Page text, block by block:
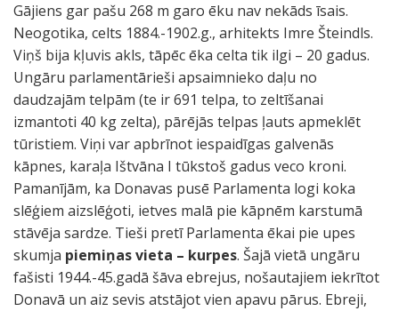
Gājiens gar pašu 268 m garo ēku nav nekāds īsais.
Neogotika, celts 1884.-1902.g., arhitekts Imre Šteindls.
Viņš bija kļuvis akls, tāpēc ēka celta tik ilgi – 20 gadus.
Ungāru parlamentārieši apsaimnieko daļu no
daudzajām telpām (te ir 691 telpa, to zeltīšanai
izmantoti 40 kg zelta), pārējās telpas ļauts apmeklēt
tūristiem. Viņi var apbrīnot iespaidīgas galvenās
kāpnes, karaļa Ištvāna I tūkstoš gadus veco kroni.
Pamanījām, ka Donavas pusē Parlamenta logi koka
slēģiem aizslēģoti, ietves malā pie kāpnēm karstumā
stāvēja sardze. Tieši pretī Parlamenta ēkai pie upes
skumja piemiņas vieta – kurpes. Šajā vietā ungāru
fašisti 1944.-45.gadā šāva ebrejus, nošautajiem iekrītot
Donavā un aiz sevis atstājot vien apavu pārus. Ebreji,